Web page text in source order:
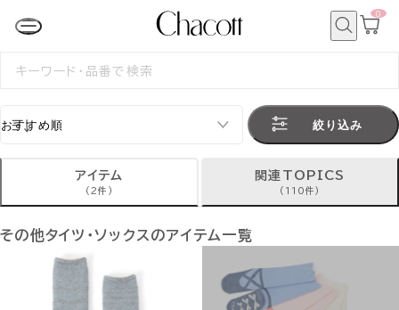
カ
0
検
絞り込み
アイテム
(2件)
関連TOPICS
(110件)
その他タイツ・ソックスのアイテム一覧